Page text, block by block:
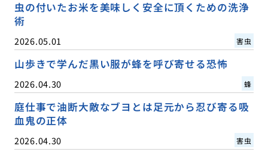
虫の付いたお米を美味しく安全に頂くための洗浄
術
2026.05.01 害虫
山歩きで学んだ黒い服が蜂を呼び寄せる恐怖
2026.04.30 蜂
庭仕事で油断大敵なブヨとは足元から忍び寄る吸
血鬼の正体
2026.04.30 害虫